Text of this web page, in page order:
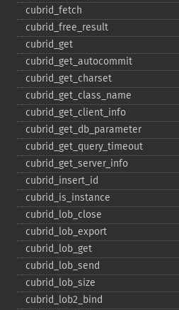
cubrid_​fetch
cubrid_​free_​result
cubrid_​get
cubrid_​get_​autocommit
cubrid_​get_​charset
cubrid_​get_​class_​name
cubrid_​get_​client_​info
cubrid_​get_​db_​parameter
cubrid_​get_​query_​timeout
cubrid_​get_​server_​info
cubrid_​insert_​id
cubrid_​is_​instance
cubrid_​lob_​close
cubrid_​lob_​export
cubrid_​lob_​get
cubrid_​lob_​send
cubrid_​lob_​size
cubrid_​lob2_​bind